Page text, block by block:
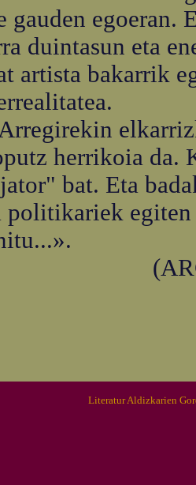
gauden egoeran.
duintasun eta
artista bakarrik
herrikoia da.
bat. Eta
politikariek
Literatur Aldizkarien